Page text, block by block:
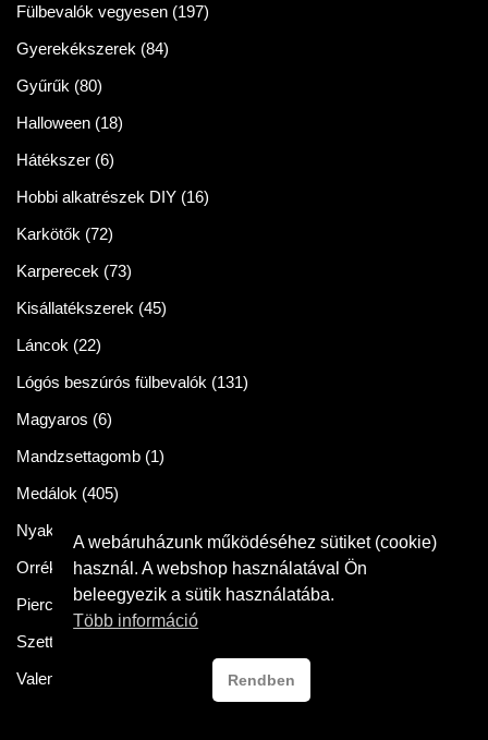
Fülbevalók vegyesen (197)
Gyerekékszerek (84)
Gyűrűk (80)
Halloween (18)
Hátékszer (6)
Hobbi alkatrészek DIY (16)
Karkötők (72)
Karperecek (73)
Kisállatékszerek (45)
Láncok (22)
Lógós beszúrós fülbevalók (131)
Magyaros (6)
Mandzsettagomb (1)
Medálok (405)
Nyakláncok
(86)
Orrékszer (2)
Piercingek (11)
Szettek
Valentin napra
A webáruházunk működéséhez sütiket (cookie)
használ. A webshop használatával Ön
beleegyezik a sütik használatába.
Több információ
Rendben